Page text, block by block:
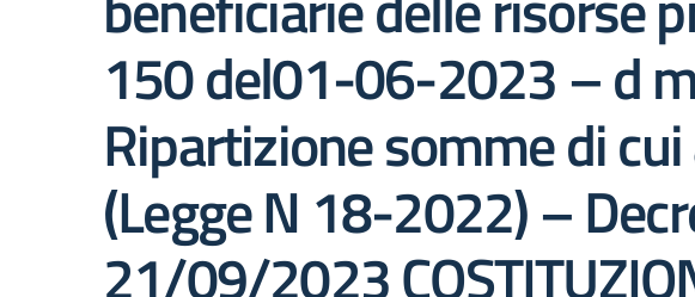
150 del01-06-2023 – d
Ripartizione somme di
(Legge N 18-2022) –
21/09/2023